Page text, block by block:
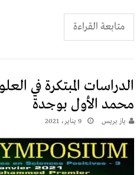
متابعة القراءة
الدراسات المبتكرة في
محمد الأول بوجدة
يـاز بريـس 9 يناير، 2021